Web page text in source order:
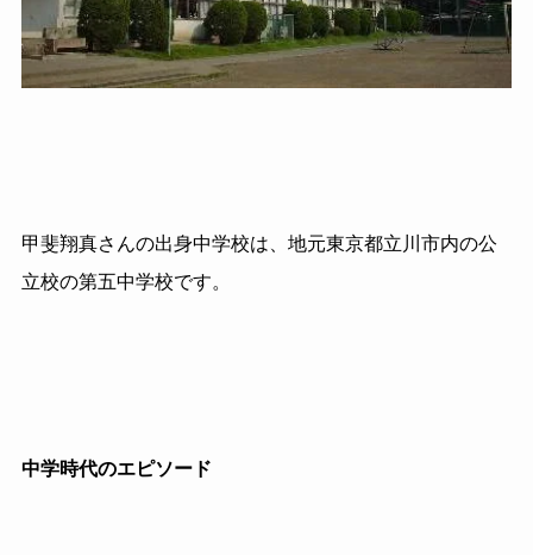
甲斐翔真さんの出身中学校は、地元東京都立川市内の公
立校の第五中学校です。
中学時代のエピソード